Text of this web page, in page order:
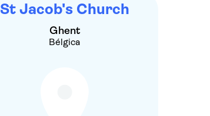
St Jacob's Church
Ghent
Bélgica